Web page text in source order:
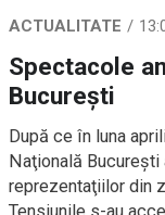
ACTUALITATE
Spectacole
Bucureşti
După ce în luna
Naţională Bucureşti
reprezentaţiilor din